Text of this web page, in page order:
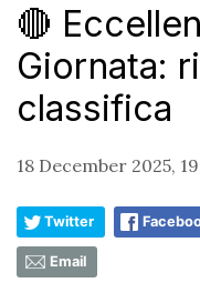
🔴
Giornata:
classifica
18 December 2025,
Twitter
Email